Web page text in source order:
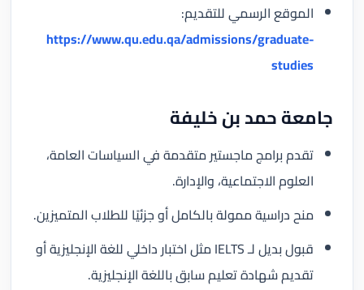
الموقع الرسمي للتقديم:
https://www.qu.edu.qa/admissions/graduate-
studies
جامعة حمد بن خليفة
تقدم برامج ماجستير متقدمة في السياسات العامة،
العلوم الاجتماعية، والإدارة.
منح دراسية ممولة بالكامل أو جزئيًا للطلاب المتميزين.
قبول بديل لـ IELTS مثل اختبار داخلي للغة الإنجليزية أو
تقديم شهادة تعليم سابق باللغة الإنجليزية.